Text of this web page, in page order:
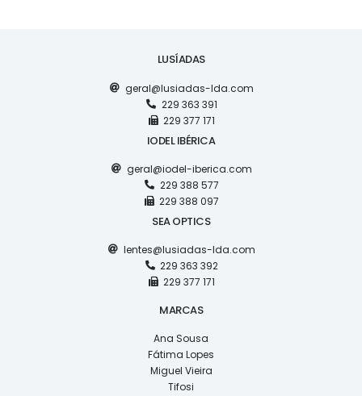
LUSÍADAS
geral@lusiadas-lda.com
229 363 391
229 377 171
IODEL IBÉRICA
geral@iodel-iberica.com
229 388 577
229 388 097
SEA OPTICS
lentes@lusiadas-lda.com
229 363 392
229 377 171
MARCAS
Ana Sousa
Fátima Lopes
Miguel Vieira
Tifosi